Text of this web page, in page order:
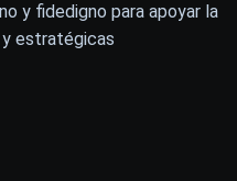
y fidedigno para apoyar la
estratégicas